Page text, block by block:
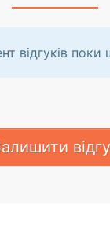
відгуків поки